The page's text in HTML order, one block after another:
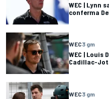
WEC | Lynn
conferma
WEC3 gm
WEC | Louis
Cadillac-
WEC3 gm